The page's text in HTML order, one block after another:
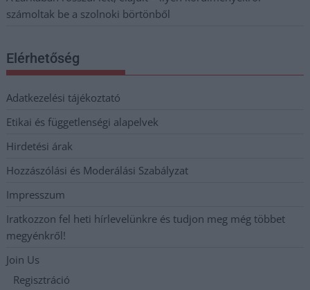
számoltak be a szolnoki börtönből
Elérhetőség
Adatkezelési tájékoztató
Etikai és függetlenségi alapelvek
Hirdetési árak
Hozzászólási és Moderálási Szabályzat
Impresszum
Iratkozzon fel heti hírlevelünkre és tudjon meg még többet
megyénkről!
Join Us
Regisztráció